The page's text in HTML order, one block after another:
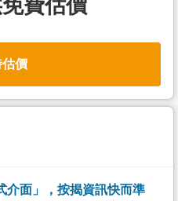
費估價
價
介面」，按揭資訊快而準